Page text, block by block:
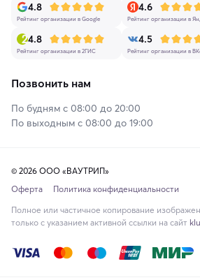
4.8
Рейтинг организации в Google
4.6
Рейтинг организации в
4.8
Рейтинг организации в 2ГИС
4.5
Рейтинг организации в
Позвонить нам
По будням с 08:00 до 20:00
По выходным с 08:00 до 19:00
© 2026 ООО «ВАУТРИП»
Оферта
Политика конфиденциальности
Полное или частичное копирование
только с указанием активной ссылки на сайт